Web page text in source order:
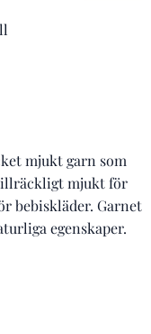
mjukt garn som
mjukt för
bebiskläder. Garnet
egenskaper.